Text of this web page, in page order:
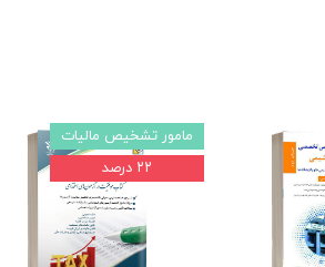
مامور تشخیص مالیات
۲۲ درصد